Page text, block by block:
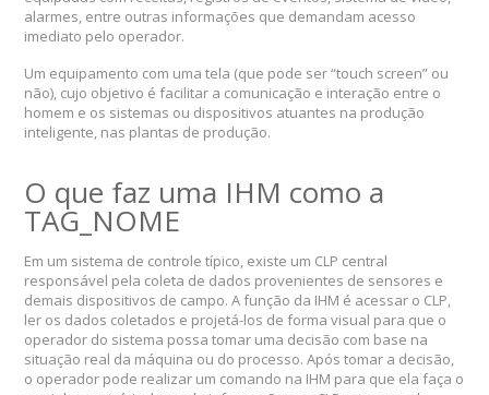
alarmes, entre outras informações que demandam acesso
imediato pelo operador.
Um equipamento com uma tela (que pode ser “touch screen” ou
não), cujo objetivo é facilitar a comunicação e interação entre o
homem e os sistemas ou dispositivos atuantes na produção
inteligente, nas plantas de produção.
O que faz uma IHM como a
TAG_NOME
Em um sistema de controle típico, existe um CLP central
responsável pela coleta de dados provenientes de sensores e
demais dispositivos de campo. A função da IHM é acessar o CLP,
ler os dados coletados e projetá-los de forma visual para que o
operador do sistema possa tomar uma decisão com base na
situação real da máquina ou do processo. Após tomar a decisão,
o operador pode realizar um comando na IHM para que ela faça o